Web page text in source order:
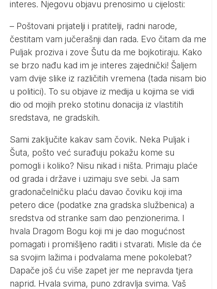
interes. Njegovu objavu prenosimo u cijelosti:
– Poštovani prijatelji i pratitelji, radni narode,
čestitam vam jučerašnji dan rada. Evo čitam da me
Puljak proziva i zove Šutu da me bojkotiraju. Kako
se brzo nađu kad im je interes zajednički! Šaljem
vam dvije slike iz različitih vremena (tada nisam bio
u politici). To su objave iz medija u kojima se vidi
dio od mojih preko stotinu donacija iz vlastitih
sredstava, ne gradskih.
Sami zaključite kakav sam čovik. Neka Puljak i
Šuta, pošto već surađuju pokažu kome su
pomogli i koliko? Nisu nikad i ništa. Primaju plaće
od grada i države i uzimaju sve sebi. Ja sam
gradonačelničku plaću davao čoviku koji ima
petero dice (podatke zna gradska službenica) a
sredstva od stranke sam dao penzionerima. I
hvala Dragom Bogu koji mi je dao mogućnost
pomagati i promišljeno raditi i stvarati. Misle da će
sa svojim lažima i podvalama mene pokolebat?
Dapače još ću više zapet jer me nepravda tjera
naprid. Hvala svima, puno zdravlja svima. Vaš